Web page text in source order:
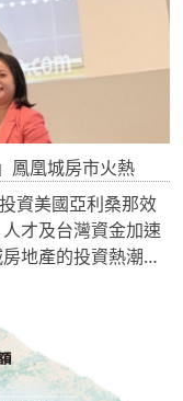
月以2億8000萬元
實登，今年3月以1
萬元。沒想到，新
價同樣回到3.2億
面漲幅高達
鳳凰城房市火熱
資美國亞利桑那效
才及台灣資金加速
地產的投資熱潮！
後，至今不到半個
，買方涵蓋台積電
產業主、南台灣開
產熱度升溫。